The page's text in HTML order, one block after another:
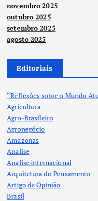
novembro 2025
outubro 2025
setembro 2025
agosto 2025
Editoriais
“Reflexões sobre o Mundo
Agricultura
Agro-Brasileiro
Agronegócio
Amazonas
Analise
Analise internacional
Arquitetura do Pensamento
Artigo de Opinião
Brasil